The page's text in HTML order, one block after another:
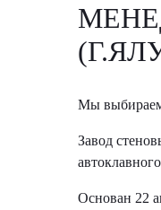
Мы
Завод
Основан 22